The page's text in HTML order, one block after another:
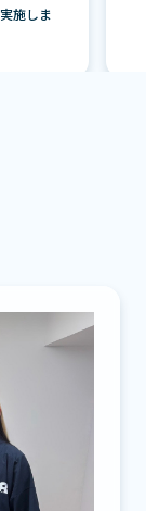
施しま